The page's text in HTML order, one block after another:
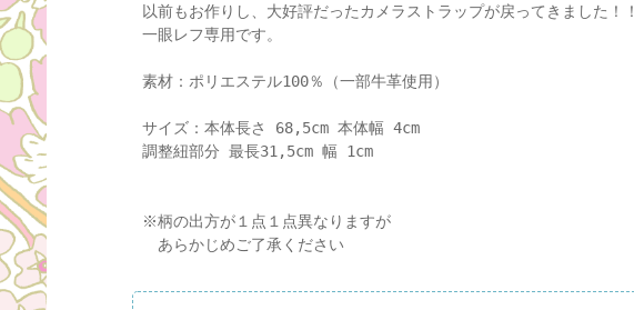
以前もお作りし、大好評だったカメラストラップが戻ってきました！！
一眼レフ専用です。
素材：ポリエステル100％（一部牛革使用）
サイズ：本体長さ 68,5cm 本体幅 4cm
調整紐部分 最長31,5cm 幅 1cm
※柄の出方が１点１点異なりますが
あらかじめご了承ください